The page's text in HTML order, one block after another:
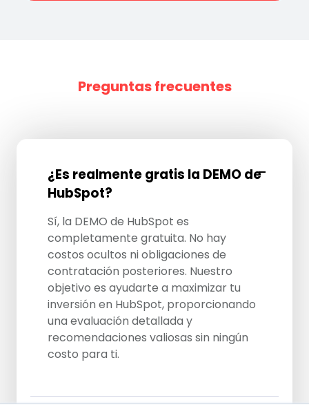
Preguntas frecuentes
¿Es realmente gratis la DEMO de
HubSpot?
Sí, la DEMO de HubSpot es
completamente gratuita. No hay
costos ocultos ni obligaciones de
contratación posteriores. Nuestro
objetivo es ayudarte a maximizar tu
inversión en HubSpot, proporcionando
una evaluación detallada y
recomendaciones valiosas sin ningún
costo para ti.